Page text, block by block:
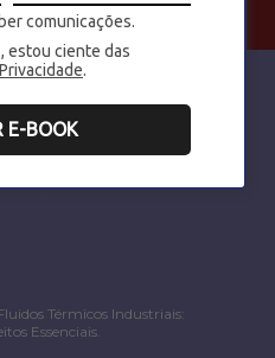
comunicações.
estou ciente das
.
E-BOOK
Térmicos Industriais:
Essenciais.